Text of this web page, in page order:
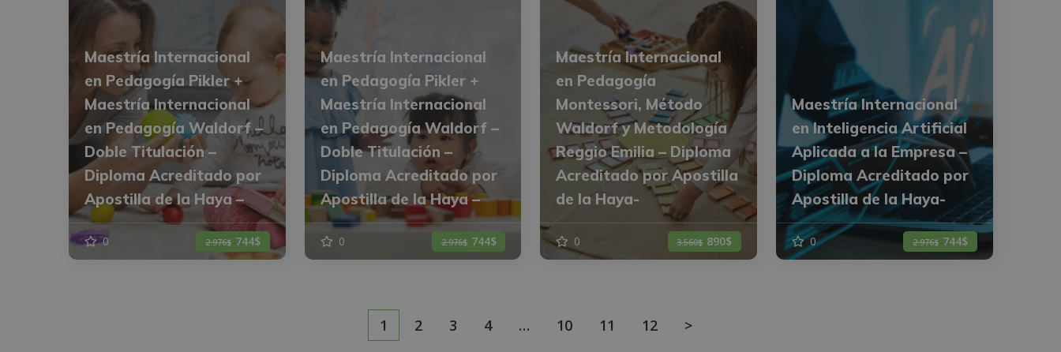
Maestría Internacional
en Pedagogía Pikler +
Maestría Internacional
en Pedagogía Waldorf –
Doble Titulación –
Diploma Acreditado por
Apostilla de la Haya –
0 2.976$ 744$
Maestría Internacional
en Pedagogía Pikler +
Maestría Internacional
en Pedagogía Waldorf –
Doble Titulación –
Diploma Acreditado por
Apostilla de la Haya –
0 2.976$ 744$
Maestría Internacional
en Pedagogía
Montessori, Método
Waldorf y Metodología
Reggio Emilia – Diploma
Acreditado por Apostilla
de la Haya-
0 3.560$ 890$
Maestría Internacional
en Inteligencia Artificial
Aplicada a la Empresa –
Diploma Acreditado por
Apostilla de la Haya-
0 2.976$ 744$
1 2 3 4 … 10 11 12 >